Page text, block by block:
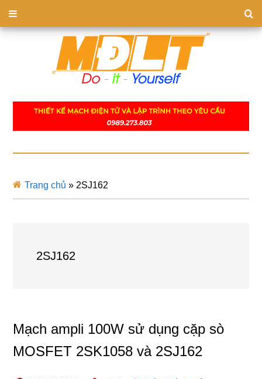
Trang chủ » 2SJ162
2SJ162
Mạch ampli 100W sử dụng cặp sò
MOSFET 2SK1058 và 2SJ162